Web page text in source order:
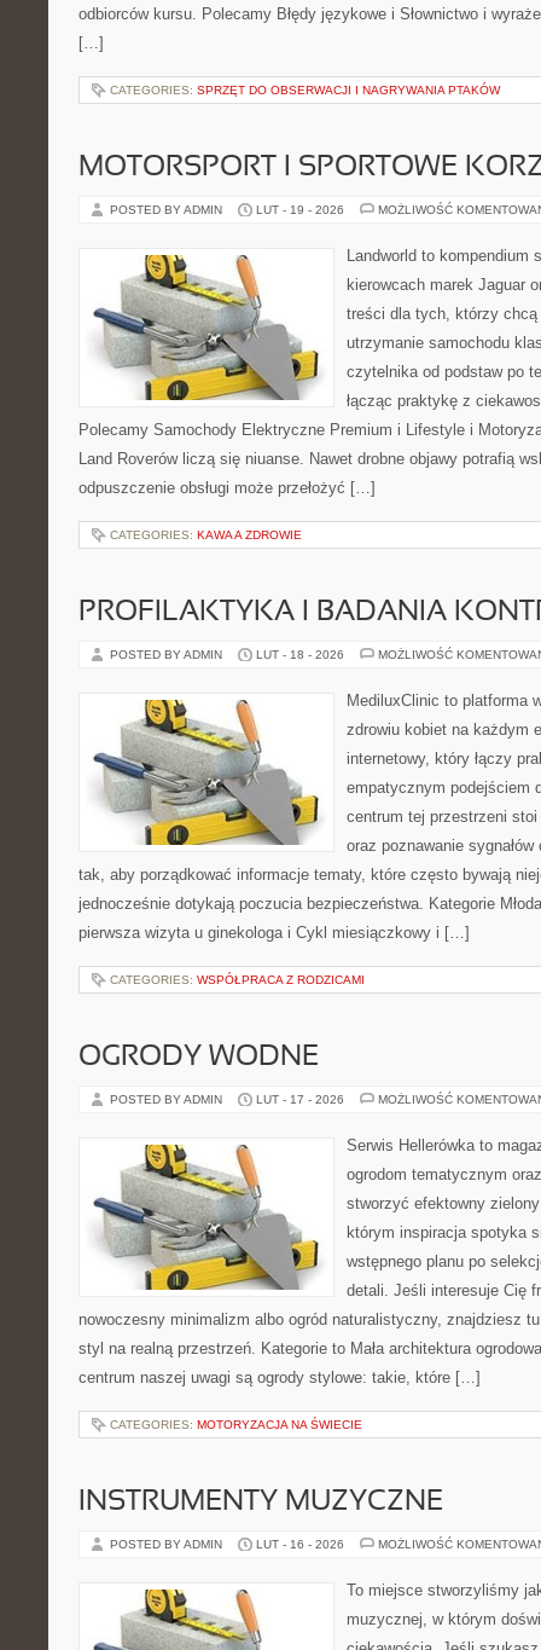
odbiorców kursu. Polecamy Błędy językowe i Słownictwo i
[…]
CATEGORIES: SPRZĘT DO OBSERWACJI I NAGRYWANIA PTAKÓW
MOTORSPORT I SPORTOWE
POSTED BY ADMIN LUT - 19 - 2026 MOŻLIWOŚĆ
Landworld to kompendium
kierowcach marek Jaguar
treści dla tych, którzy chcą
utrzymanie samochodu
czytelnika od podstaw po
łącząc praktykę z
Polecamy Samochody Elektryczne Premium i Lifestyle i
Land Roverów liczą się niuanse. Nawet drobne objawy potrafią
odpuszczenie obsługi może przełożyć […]
CATEGORIES: KAWA A ZDROWIE
PROFILAKTYKA I BADANIA
POSTED BY ADMIN LUT - 18 - 2026 MOŻLIWOŚĆ
MediluxClinic to platforma
zdrowiu kobiet na każdym
internetowy, który łączy
empatycznym podejściem
centrum tej przestrzeni
oraz poznawanie
tak, aby porządkować informacje tematy, które często bywają
jednocześnie dotykają poczucia bezpieczeństwa. Kategorie
pierwsza wizyta u ginekologa i Cykl miesiączkowy i […]
CATEGORIES: WSPÓŁPRACA Z RODZICAMI
OGRODY WODNE
POSTED BY ADMIN LUT - 17 - 2026 MOŻLIWOŚĆ
Serwis Hellerówka to
ogrodom tematycznym
stworzyć efektowny
którym inspiracja spotyka
wstępnego planu po
detali. Jeśli interesuje Cię
nowoczesny minimalizm albo ogród naturalistyczny, znajdziesz
styl na realną przestrzeń. Kategorie to Mała architektura
centrum naszej uwagi są ogrody stylowe: takie, które […]
CATEGORIES: MOTORYZACJA NA ŚWIECIE
INSTRUMENTY MUZYCZNE
POSTED BY ADMIN LUT - 16 - 2026 MOŻLIWOŚĆ
To miejsce stworzyliśmy
muzycznej, w którym